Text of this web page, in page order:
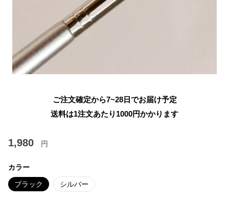
ご注文確定から7~28日でお届け予定
送料は1注文あたり 1000円かかります
1,980 円
カラー
ブラック シルバー